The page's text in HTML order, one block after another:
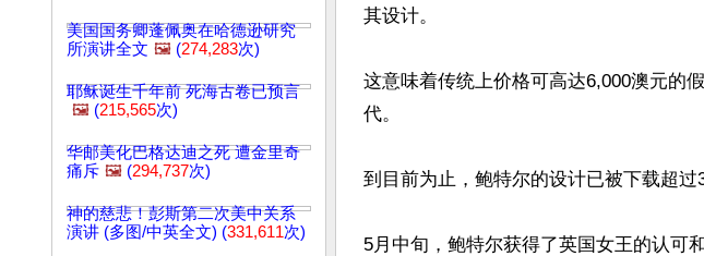
美国国务卿蓬佩奥在哈德逊研究
所演讲全文 🖼️ (274,283次)
耶稣诞生千年前 死海古卷已预言
🖼️ (215,565次)
华邮美化巴格达迪之死 遭金里奇
痛斥 🖼️ (294,737次)
神的慈悲！彭斯第二次美中关系
演讲 (多图/中英全文) (331,611次)
其设计。
这意味着传统上价格可高达6,000澳元的
代。
到目前为止，鲍特尔的设计已被下载超过
5月中旬，鲍特尔获得了英国女王的认可